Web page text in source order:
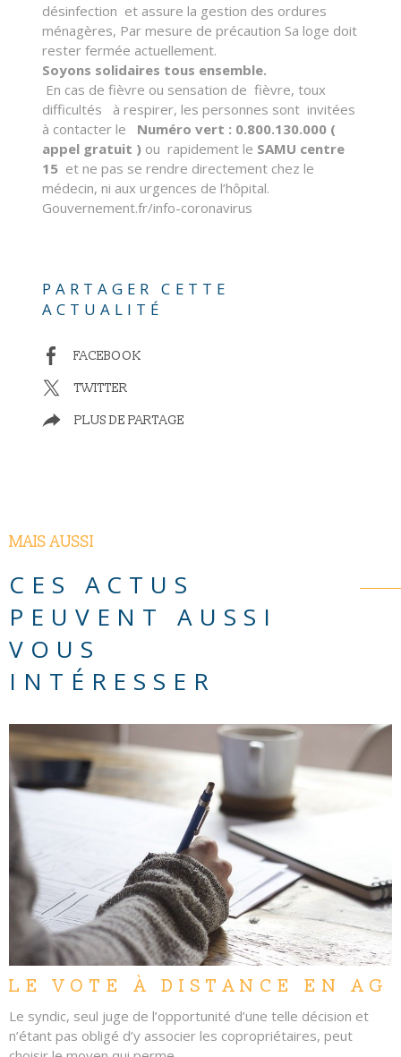
désinfection et assure la gestion des ordures
ménagères, Par mesure de précaution Sa loge doit
rester fermée actuellement.
Soyons solidaires tous ensemble.
En cas de fièvre ou sensation de fièvre, toux
difficultés à respirer, les personnes sont invitées
à contacter le
Numéro vert : 0.800.130.000 (
appel gratuit ) ou rapidement le SAMU centre
15et ne pas se rendre directement chez le
médecin, ni aux urgences de l’hôpital.
Gouvernement.fr/info-coronavirus
PARTAGER CETTE
ACTUALITÉ
FACEBOOK
TWITTER
PLUS DE PARTAGE
MAIS AUSSI
CES ACTUS
PEUVENT AUSSI
VOUS
INTÉRESSER
LE VOTE À DISTANCE EN AG
Le syndic, seul juge de l’opportunité d’une telle décision et
n’étant pas obligé d’y associer les copropriétaires, peut
LIRE L'ARTICLE